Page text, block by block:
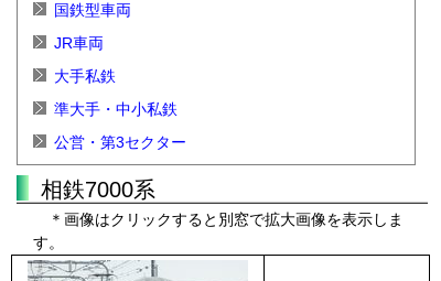
国鉄型車両
JR車両
大手私鉄
準大手・中小私鉄
公営・第3セクター
相鉄7000系
＊画像はクリックすると別窓で拡大画像を表示しま
す。